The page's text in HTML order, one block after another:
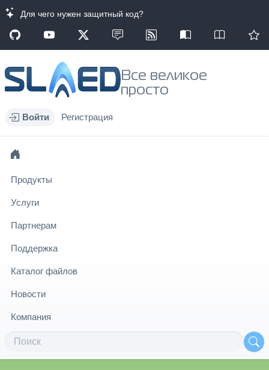
Для чего нужен защитный код?
Все великое
просто
Войти Регистрация
Продукты
Услуги
Партнерам
Поддержка
Каталог файлов
Новости
Компания